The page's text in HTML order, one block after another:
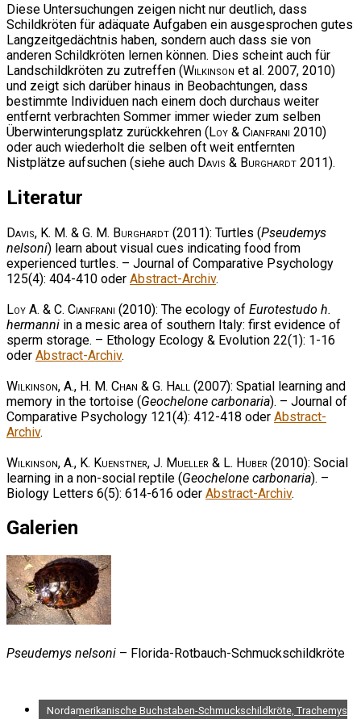
Diese Untersuchungen zeigen nicht nur deutlich, dass
Schildkröten für adäquate Aufgaben ein ausgesprochen gutes
Langzeitgedächtnis haben, sondern auch dass sie von
anderen Schildkröten lernen können. Dies scheint auch für
Landschildkröten zu zutreffen (Wilkinson et al. 2007, 2010)
und zeigt sich darüber hinaus in Beobachtungen, dass
bestimmte Individuen nach einem doch durchaus weiter
entfernt verbrachten Sommer immer wieder zum selben
Überwinterungsplatz zurückkehren (Loy & Cianfrani 2010)
oder auch wiederholt die selben oft weit entfernten
Nistplätze aufsuchen (siehe auch Davis & Burghardt 2011).
Literatur
Davis, K. M. & G. M. Burghardt (2011): Turtles (Pseudemys
nelsoni) learn about visual cues indicating food from
experienced turtles. – Journal of Comparative Psychology
125(4): 404-410 oder Abstract-Archiv.
Loy A. & C. Cianfrani (2010): The ecology of Eurotestudo h.
hermanni in a mesic area of southern Italy: first evidence of
sperm storage. – Ethology Ecology & Evolution 22(1): 1-16
oder Abstract-Archiv.
Wilkinson, A., H. M. Chan & G. Hall (2007): Spatial learning and
memory in the tortoise (Geochelone carbonaria). – Journal of
Comparative Psychology 121(4): 412-418 oder Abstract-
Archiv.
Wilkinson, A., K. Kuenstner, J. Mueller & L. Huber (2010): Social
learning in a non-social reptile (Geochelone carbonaria). –
Biology Letters 6(5): 614-616 oder Abstract-Archiv.
Galerien
Pseudemys nelsoni – Florida-Rotbauch-Schmuckschildkröte
Nordamerikanische Buchstaben-Schmuckschildkröte, Trachemys